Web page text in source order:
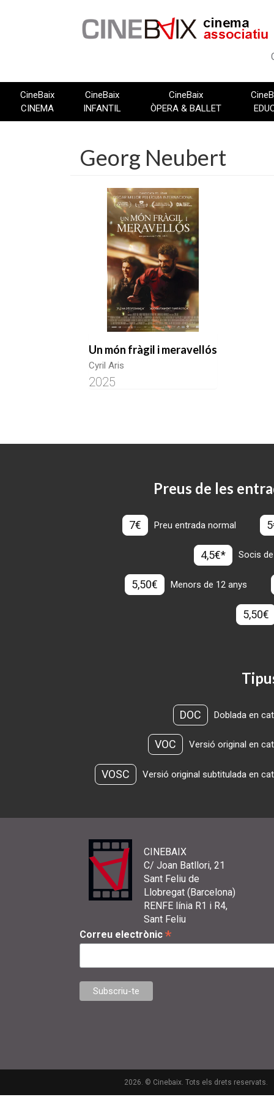
CineBaix
CINEMA
CineBaix
INFANTIL
CineBaix
ÒPERA & BALLET
Georg Neubert
Un món fràgil i meravellós
Cyril Aris
2025
Preus de les
7€ Preu entrada normal
4,5€* Socis
5,50€ Menors de 12 anys
5,50€
DOC Doblada en
VOC Versió original en
VOSC Versió original subtitulada en
CINEBAIX
C/ Joan Batllori, 21
Sant Feliu de
Llobregat (Barcelona)
RENFE línia R1 i R4,
Sant Feliu
Correu electrònic *
2026. © Cinebaix. Tots els drets reservats.